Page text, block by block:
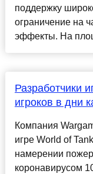
поддержку
ограничение на
эффекты. На
Разработчики
игроков в дни
Компания
игре World of
намерении
коронавирусом